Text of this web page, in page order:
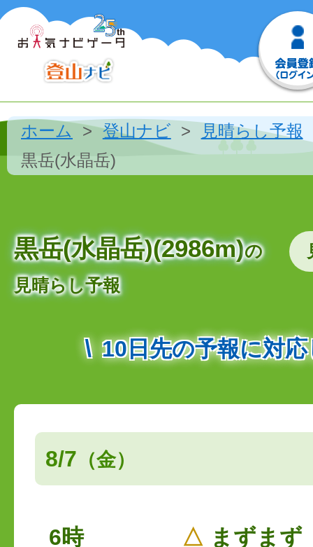
ホーム 登山ナビ
見晴らし予報
黒岳(水晶岳)
黒岳(水晶岳)(2986m)の
見晴らし予報
10日先の予報に対
8/7 （金）
6時 △ まずまず